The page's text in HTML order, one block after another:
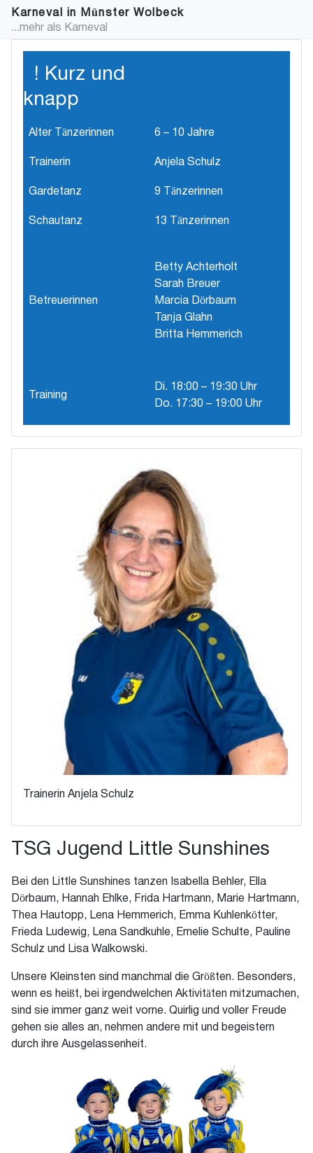
Karneval in Münster Wolbeck
...mehr als Karneval
! Kurz und
knapp
Alter Tänzerinnen 6 – 10 Jahre
Trainerin Anjela Schulz
Gardetanz 9 Tänzerinnen
Schautanz 13 Tänzerinnen
Betreuerinnen
Betty Achterholt
Sarah Breuer
Marcia Dörbaum
Tanja Glahn
Britta Hemmerich
Training
Di. 18:00 – 19:30 Uhr
Do. 17:30 – 19:00 Uhr
Trainerin Anjela Schulz
TSG Jugend Little Sunshines
Bei den Little Sunshines tanzen Isabella Behler, Ella
Dörbaum, Hannah Ehlke, Frida Hartmann, Marie Hartmann,
Thea Hautopp, Lena Hemmerich, Emma Kuhlenkötter,
Frieda Ludewig, Lena Sandkuhle, Emelie Schulte, Pauline
Schulz und Lisa Walkowski.
Unsere Kleinsten sind manchmal die Größten. Besonders,
wenn es heißt, bei irgendwelchen Aktivitäten mitzumachen,
sind sie immer ganz weit vorne. Quirlig und voller Freude
gehen sie alles an, nehmen andere mit und begeistern
durch ihre Ausgelassenheit.